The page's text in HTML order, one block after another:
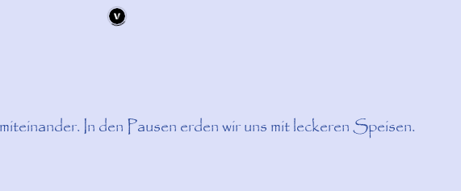
In den Pausen erden wir uns mit leckeren Speisen.